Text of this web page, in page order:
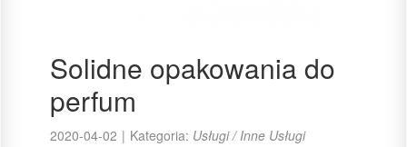
Solidne opakowania do
perfum
2020-04-02 | Kategoria: Usługi / Inne Usługi